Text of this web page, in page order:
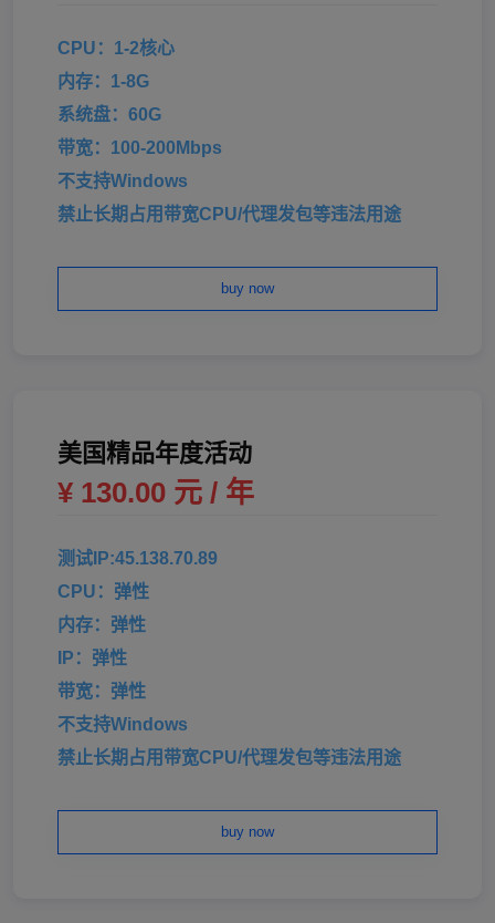
CPU：1-2核心
内存：1-8G
系统盘：60G
带宽：100-200Mbps
不支持Windows
禁止长期占用带宽CPU/代理发包等违法用途
buy now
美国精品年度活动
¥ 130.00 元 / 年
测试IP:45.138.70.89
CPU：弹性
内存：弹性
IP：弹性
带宽：弹性
不支持Windows
禁止长期占用带宽CPU/代理发包等违法用途
buy now